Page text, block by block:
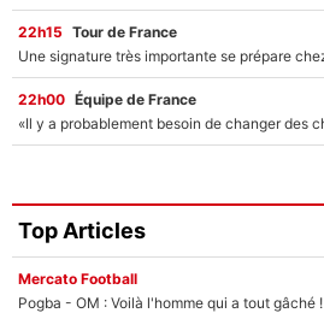
22h15 Tour de France
22h00 Équipe de France
Top Articles
Mercato Football
Pogba - OM : Voilà l'homme qui a tout gâché !